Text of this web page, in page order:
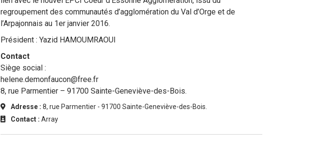
regroupement des communautés d’agglomération du Val d’Orge et de
l’Arpajonnais au 1er janvier 2016.
Président : Yazid HAMOUMRAOUI
Contact
Siège social :
helene.demonfaucon@free.fr
8, rue Parmentier – 91700 Sainte-Geneviève-des-Bois.
Adresse : 8, rue Parmentier - 91700 Sainte-Geneviève-des-Bois.
Contact : Array